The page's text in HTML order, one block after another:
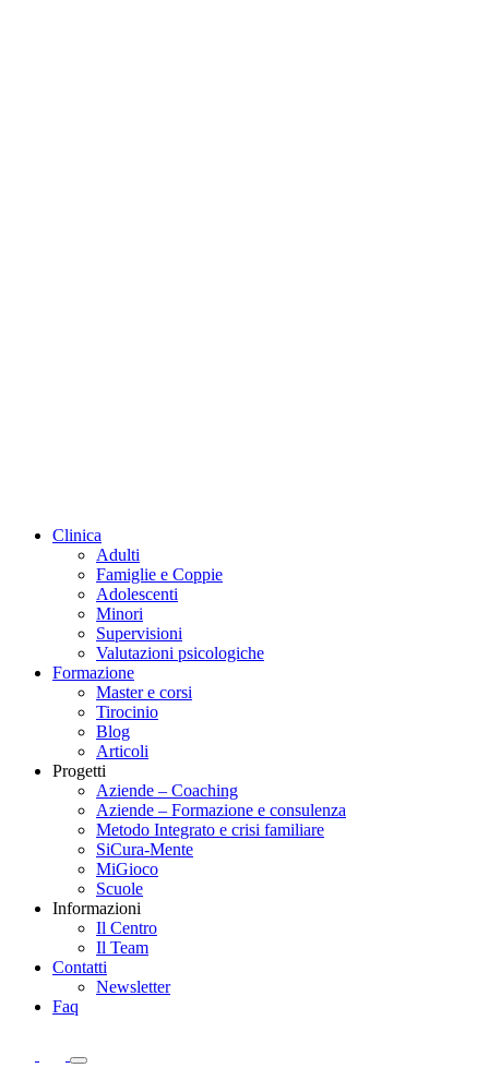
Clinica
Adulti
Famiglie e Coppie
Adolescenti
Minori
Supervisioni
Valutazioni psicologiche
Formazione
Master e corsi
Tirocinio
Blog
Articoli
Progetti
Aziende – Coaching
Aziende – Formazione e consulenza
Metodo Integrato e crisi familiare
SiCura-Mente
MiGioco
Scuole
Informazioni
Il Centro
Il Team
Contatti
Newsletter
Faq